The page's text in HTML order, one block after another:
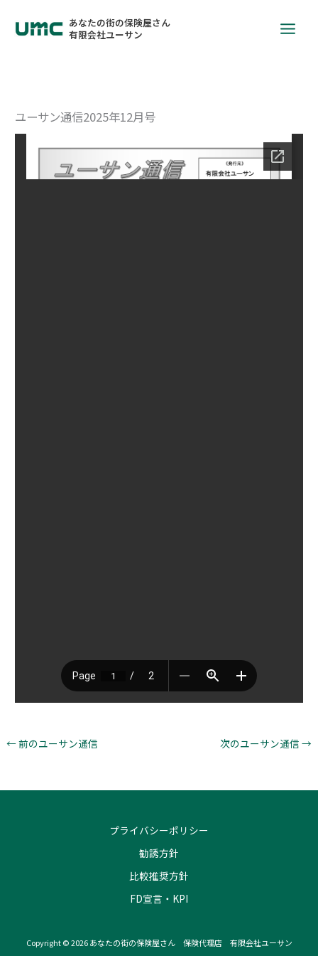
あなたの街の保険屋さん
有限会社ユーサン
ユーサン通信2025年12月号
←前のユーサン通信 次のユーサン通信 →
プライバシーポリシー
勧誘方針
比較推奨方針
FD宣言・KPI
Copyright © 2026 あなたの街の保険屋さん 保険代理店 有限会社ユーサン